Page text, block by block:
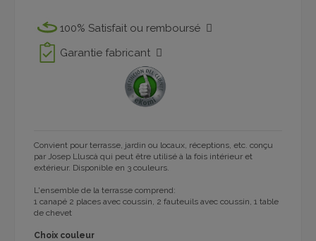
100% Satisfait ou remboursé
Garantie fabricant
Convient pour terrasse, jardin ou locaux, réceptions, etc. conçu
par Josep Lluscà qui peut être utilisé à la fois intérieur et
extérieur. Disponible en 3 couleurs.
L'ensemble de la terrasse comprend:
1 canapé 2 places avec coussin, 2 fauteuils avec coussin, 1 table
de chevet
Choix couleur